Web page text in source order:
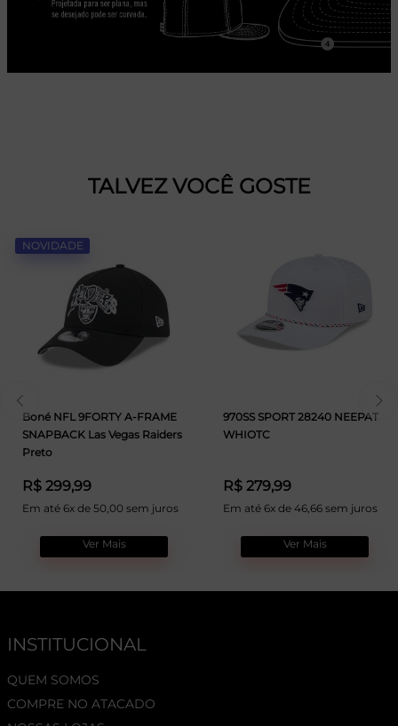
TALVEZ VOCÊ GOSTE
NOVIDADE
Boné NFL 9FORTY A-FRAME
SNAPBACK Las Vegas Raiders
Preto
R$ 299,99
Em até 6x de 50,00 sem juros
Ver Mais
970SS SPORT 28240 NEEPAT
WHIOTC
R$ 279,99
Em até 6x de 46,66 sem juros
Ver Mais
INSTITUCIONAL
QUEM SOMOS
COMPRE NO ATACADO